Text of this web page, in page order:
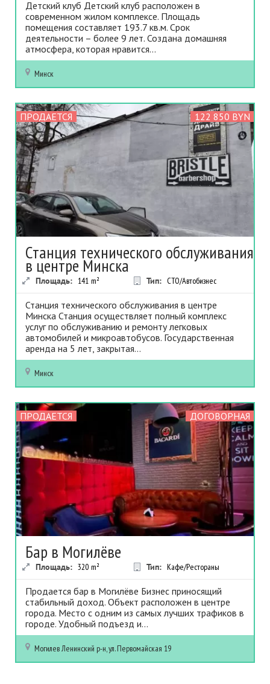
Детский клуб Детский клуб расположен в
современном жилом комплексе. Площадь
помещения составляет 193.7 кв.м. Срок
деятельности – более 9 лет. Создана домашняя
атмосфера, которая нравится...
Минск
ПРОДАЕТСЯ 122 850 BYN
Станция технического обслуживания
в центре Минска
Площадь: 141 m² Тип: СТО/Автобизнес
Станция технического обслуживания в центре
Минска Станция осуществляет полный комплекс
услуг по обслуживанию и ремонту легковых
автомобилей и микроавтобусов. Государственная
аренда на 5 лет, закрытая...
Минск
ПРОДАЕТСЯ ДОГОВОРНАЯ
Бар в Могилёве
Площадь: 320 m² Тип: Кафе/Рестораны
Продается бар в Могилёве Бизнес приносящий
стабильный доход. Объект расположен в центре
города. Место с одним из самых лучших трафиков в
городе. Удобный подъезд и...
МогилевЛенинский р-н, ул. Первомайская 19